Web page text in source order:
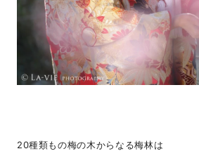
20種類もの梅の木からなる梅林は